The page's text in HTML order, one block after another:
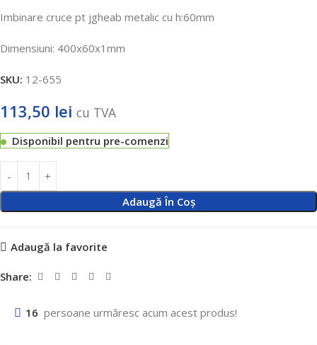
Imbinare cruce pt jgheab metalic cu h:60mm
Dimensiuni: 400x60x1mm
SKU: 12-655
113,50 lei cu TVA
Disponibil pentru pre-comenzi
Adaugă În Coș
Adaugă la favorite
Share:
16 persoane urmăresc acum acest produs!